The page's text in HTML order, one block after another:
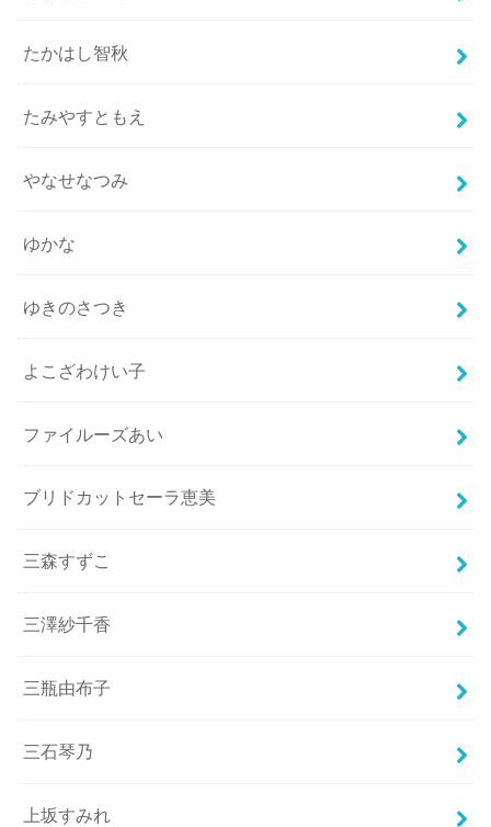
たかはし智秋
たみやすともえ
やなせなつみ
ゆかな
ゆきのさつき
よこざわけい子
ファイルーズあい
ブリドカットセーラ恵美
三森すずこ
三澤紗千香
三瓶由布子
三石琴乃
上坂すみれ